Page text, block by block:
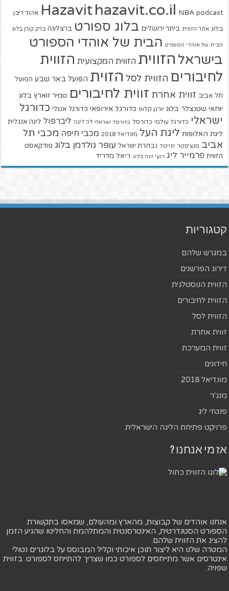
Hazavit hazavit.co.il NBA podcast אהוד ריבן
בלוג אתר הזווית ביתר ירושלים בלוג ספורט ברצלונה ברק קורן בלוג
הבית של אוהדי הספורט הבית של אוהדי הספורט
בישראל הזווית הזווית המקצועית הזווית
לחיבורים הזווית לסל הזוית הפועל באר שבע הפועל
תל אביב זווית אחרת זווית לחיבורים טמיר זוארץ בלוג
יוחאי שטנצלר בלוג יורגן קלופ כדורגל אירופאי כדורגל אנגלי כדורגל
ישראלי כדורגל עולמי כדורסל כדורסל ישראלי לה ליגה ליברפול ליגה אנגלית
ליגת האלופות ליגת העל מונדיאל 2018 מכבי חיפה מכבי תל
אביב מנצ'סטר יונייטד נבחרת ישראל עופר גולדמן בלוג פודקאסט
הזווית פרמייר ליג רועי זגה בלוג ריאל מדריד
קטגוריות
במגרש שלהם
דירוג הפרשנים
הזווית הנוסטלגית
הזווית לחיבורים
הזווית לסל
זווית אחרת
זווית המערכת
חידונים
מונדיאל 2018
מנג'ר
פנטזי ליג
פרויקט פתיחת הליגה הישראלית
אז מי אנחנו ?
אנחנו אוהדים של קבוצות, מהארץ ומהעולם, שמאסו בתקשורת
הספורט הסטנדרטית, האינטרסנטית והמתלהמת והחליטו שהגיע הזמן
להציג את הזווית שלהם.
המטרה שלנו היא ליצור תוכן איכותי וקליל המבוסס על בלוגרים נטולי
אינטרסים אשר מתייחסים לספורט כמו שצריך להתייחס לספורט. בזווית
שפויה.